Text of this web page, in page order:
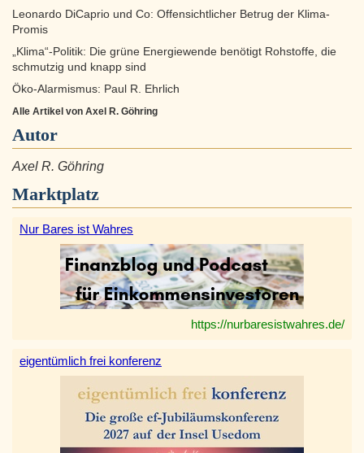
Leonardo DiCaprio und Co: Offensichtlicher Betrug der Klima-
Promis
„Klima“-Politik: Die grüne Energiewende benötigt Rohstoffe, die
schmutzig und knapp sind
Öko-Alarmismus: Paul R. Ehrlich
Alle Artikel von Axel R. Göhring
Autor
Axel R. Göhring
Marktplatz
Nur Bares ist Wahres
https://nurbaresistwahres.de/
eigentümlich frei konferenz